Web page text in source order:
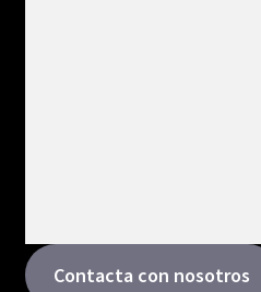
Contacta con nosotros